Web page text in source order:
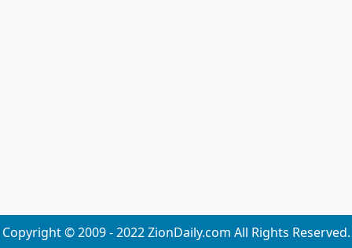
Copyright © 2009 - 2022 ZionDaily.com All Rights Reserved.